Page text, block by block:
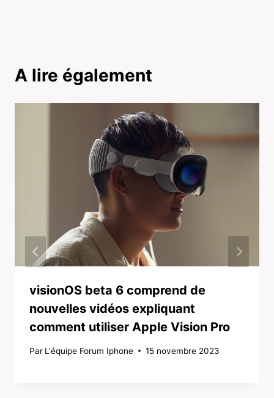
A lire également
visionOS beta 6 comprend de
nouvelles vidéos expliquant
comment utiliser Apple Vision Pro
Par L'équipe Forum Iphone 15 novembre 2023